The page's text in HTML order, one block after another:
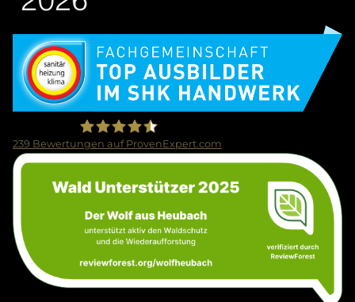
239 Bewertungen auf ProvenExpert.com
Bild